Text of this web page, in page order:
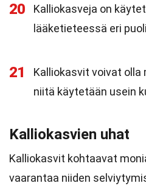
20
Kalliokasveja on
lääketieteessä eri
21
Kalliokasvit voivat
niitä käytetään usein
Kalliokasvien uhat
Kalliokasvit kohtaavat
vaarantaa niiden